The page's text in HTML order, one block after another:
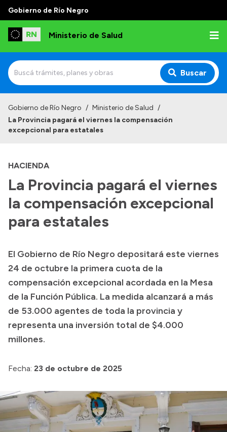
Gobierno de Río Negro
Ministerio de Salud
Buscar
Institucional
Autoridades
Consejos locales
Transparencia
Boletín Oficial
Compras y licitaciones
Consulta de expedientes
Consulta de pago a proveedores
Convocatorias
Intranet
Gobierno de Río Negro / Ministerio de Salud /
La Provincia pagará el viernes la compensación
excepcional para estatales
HACIENDA
La Provincia pagará el viernes
la compensación excepcional
para estatales
El Gobierno de Río Negro depositará este viernes
24 de octubre la primera cuota de la
compensación excepcional acordada en la Mesa
de la Función Pública. La medida alcanzará a más
de 53.000 agentes de toda la provincia y
representa una inversión total de $4.000
millones.
Fecha: 23 de octubre de 2025